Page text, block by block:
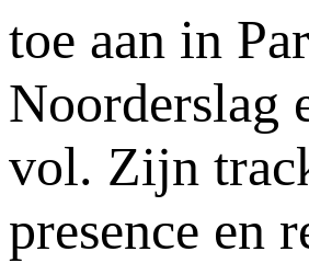
toe aan in
Noorderslag
vol. Zijn
presence en